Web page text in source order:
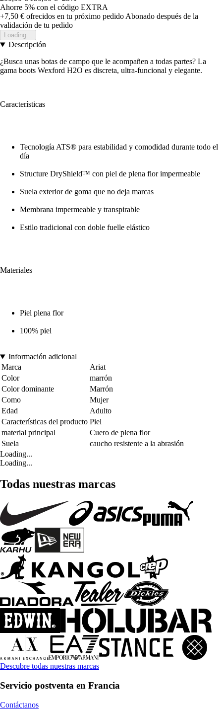
Ahorre 5% con el código EXTRA
+7,50 € ofrecidos en tu próximo pedido Abonado después de la
validación de tu pedido
Loading...
Descripción
¿Busca unas botas de campo que le acompañen a todas partes? La
gama boots Wexford H2O es discreta, ultra-funcional y elegante.
Características
Tecnología ATS® para estabilidad y comodidad durante todo el
día
Structure DryShield™ con piel de plena flor impermeable
Suela exterior de goma que no deja marcas
Membrana impermeable y transpirable
Estilo tradicional con doble fuelle elástico
Materiales
Piel plena flor
100% piel
Información adicional
Marca
Ariat
Color
marrón
Color dominante
Marrón
Como
Mujer
Edad
Adulto
Características del producto Piel
material principal
Cuero de plena flor
Suela
caucho resistente a la abrasión
Loading...
Loading...
Todas nuestras marcas
Descubre todas nuestras marcas
Servicio postventa en Francia
Contáctanos